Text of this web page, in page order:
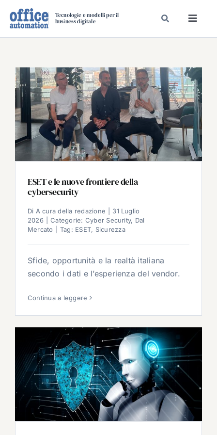
Tecnologie e modelli per il
business digitale
TAVOLE ROTONDE DI REDAZIONE
DAL MERCATO
CARRIERE
VIDEO
ESET e le nuove frontiere della
cybersecurity
Di A cura della redazione
31 Luglio
2026
Categorie: Cyber Security, Dal
Mercato
Tag: ESET, Sicurezza
Sfide, opportunità e la realtà italiana
secondo i dati e l’esperienza del vendor.
Continua a leggere